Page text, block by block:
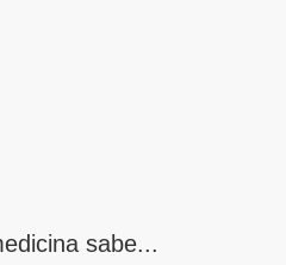
sabe...